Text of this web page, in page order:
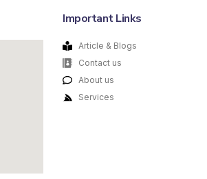
Important Links
Article & Blogs
Contact us
About us
Services